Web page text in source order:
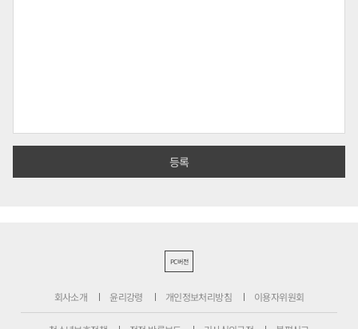
PC버전
회사소개 윤리강령 개인정보처리방침 이용자위원회